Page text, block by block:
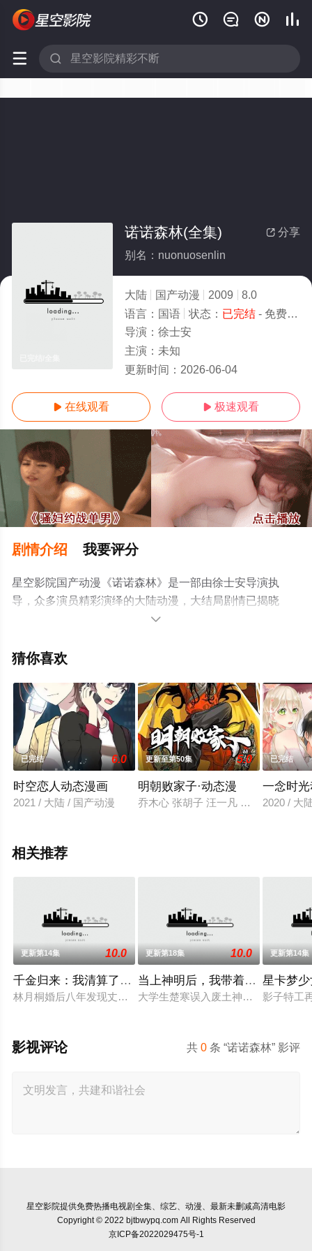
   
 
 分享
诺诺森林(全集)
别名：nuonuosenlin
大陆 国产动漫 2009
8.0
语言： 国语 状态： 已完结- 免费在线观看
导演： 徐士安
主演： 未知
更新时间： 2026-06-04
 在线观看  极速观看
剧情介绍 我要评分
星空影院国产动漫《诺诺森林》是一部由徐士安导演执
导，众多演员精彩演绎的大陆动漫，大结局剧情已揭晓
（已完结），手机免费观看高清无删减完整版动漫全集就
剧情网等平台了解。

猜你喜欢
已完结 6.0
时空恋人动态漫画
2021 / 大陆 / 国产动漫
更新至第50集 5.0
明朝败家子·动态漫
乔木心 张胡子 汪一凡 小只猪 | 一朝
已完结
一念时
2020 / 大
相关推荐
更新第14集 10.0
千金归来：我清算了枕边人
林月桐婚后八年发现丈夫顾明轩联合情人苏婉、婆家图谋自家
更新第18集 10.0
当上神明后，我带着信徒干翻了
大学生楚寒误入废土神选游戏，新手
更新第14集
星卡梦
影子特工
共0 条 “诺诺森林” 影评
影视评论
星空影院提供免费热播电视剧全集、综艺、动漫、最新未删减高清电影
Copyright © 2022 bjtbwypq.com All Rights Reserved
京ICP备2022029475号-1